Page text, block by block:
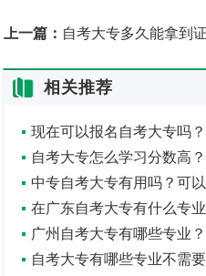
上一篇： 自考大专多久能拿到
相关推荐
现在可以报名自考大专吗？
自考大专怎么学习分数高？
中专自考大专有用吗？可
自考大专有哪些专业不需